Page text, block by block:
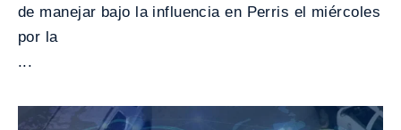
de manejar bajo la influencia en Perris el miércoles
por la
...